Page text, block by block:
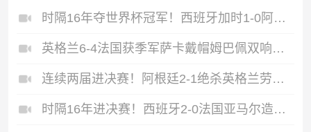
时隔16年夺世界杯冠军！西班牙加时1-0阿根廷费兰制胜恩佐染红
英格兰6-4法国获季军萨卡戴帽姆巴佩双响创纪录奥利塞2助+失良机
连续两届进决赛！阿根廷2-1绝杀英格兰劳塔罗恩佐破门梅西两助攻
时隔16年进决赛！西班牙2-0法国亚马尔造点奥亚萨瓦尔、波罗破门